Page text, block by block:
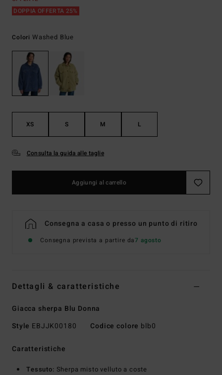
DOPPIA OFFERTA 25%
Colori Washed Blue
XS S M L
Consulta la guida alle taglie
Aggiungi al carrello
Consegna a casa o presso un punto di ritiro
Consegna prevista a partire da7 agosto
Dettagli & caratteristiche
Giacca sherpa Blu Donna
Style EBJJK00180 Codice colore blb0
Caratteristiche
Tessuto: Sherpa misto velluto a coste